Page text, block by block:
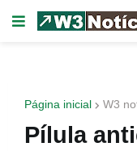
Página inicial W3
Pílula